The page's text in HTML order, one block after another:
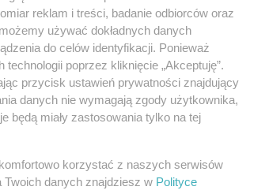
„skarbu” odkrytego
w kamienicy
pamiątki,
w puszce i krem
rodziny
miał żonę Klarę
odtwarza historię
potomkom:
napięcie rośnie, a widz
reklam i treści, badanie odbiorców oraz
używać dokładnych danych
do celów identyfikacji. Ponieważ
poprzez kliknięcie „Akceptuję”.
przycisk ustawień prywatności znajdujący
danych nie wymagają zgody użytkownika,
będą miały zastosowania tylko na tej
korzystać z naszych serwisów
Twoich danych znajdziesz w Polityce